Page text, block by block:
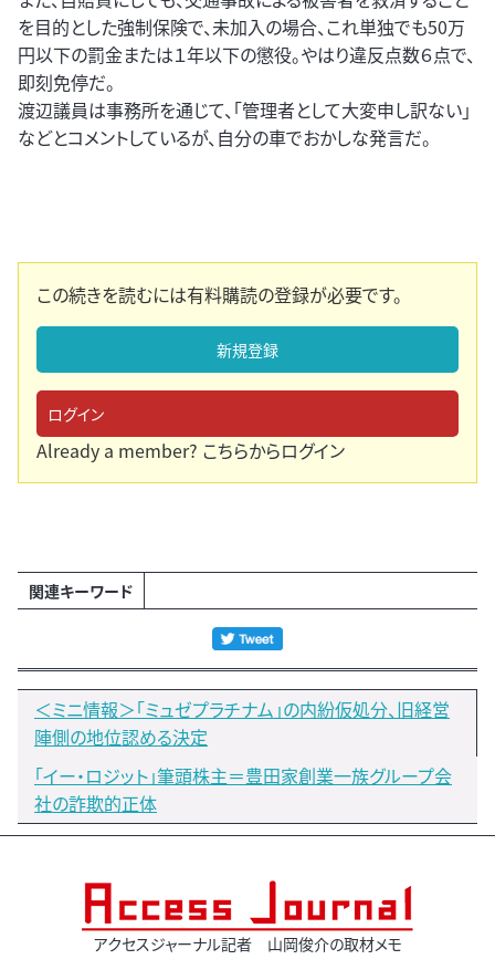
を目的とした強制保険で、未加入の場合、これ単独でも50万
円以下の罰金または１年以下の懲役。やはり違反点数６点で、
即刻免停だ。
渡辺議員は事務所を通じて、「管理者として大変申し訳ない」
などとコメントしているが、自分の車でおかしな発言だ。
この続きを読むには有料購読の登録が必要です。
新規登録
ログイン
Already a member? こちらからログイン
関連キーワード
＜ミニ情報＞「ミュゼプラチナム」の内紛仮処分、旧経営
陣側の地位認める決定
「イー・ロジット」筆頭株主＝豊田家創業一族グループ会
社の詐欺的正体
アクセスジャーナル記者 山岡俊介の取材メモ